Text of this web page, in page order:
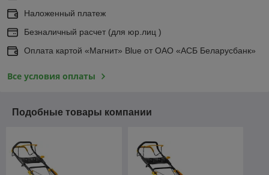
Наложенный платеж
Безналичный расчет (для юр.лиц )
Оплата картой «Магнит» Blue от ОАО «АСБ Беларусбанк»
Все условия оплаты
Подобные товары компании